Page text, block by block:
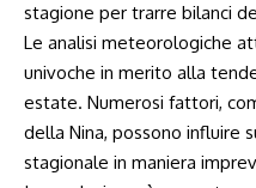
stagione per trarre ‍bilanci
Le analisi meteorologiche
univoche in merito ⁤alla
estate. Numerosi ⁢fattori,
della Nina, possono influire
‌stagionale in⁢ maniera⁣